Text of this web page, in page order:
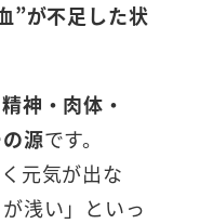
”が不足した状
精神・肉体・
源です。
元気が出な
浅い」といっ